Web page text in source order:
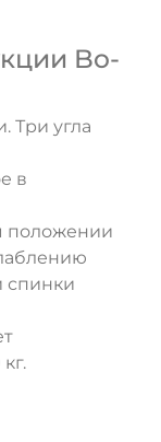
Bo-
Три угла
в
положении
спинки